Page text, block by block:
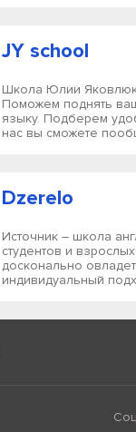
JY school
Школа Юлии Яковлюк
Поможем поднять
языку. Подберем
нас вы сможете
Dzerelo
Источник – школа
студентов и
досконально
индивидуальный